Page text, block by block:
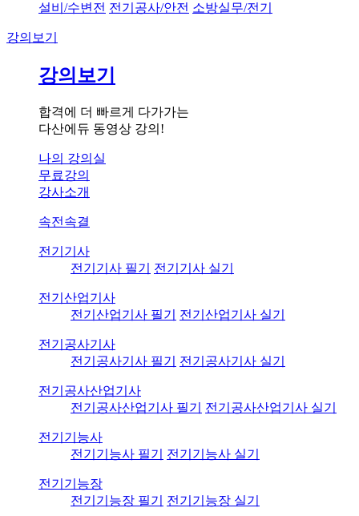
설비/수변전 전기공사/안전 소방실무/전기
강의보기
강의보기
합격에 더 빠르게 다가가는
다산에듀 동영상 강의!
나의 강의실
무료강의
강사소개
속전속결
전기기사
전기기사 필기
전기기사 실기
전기산업기사
전기산업기사 필기
전기산업기사 실기
전기공사기사
전기공사기사 필기
전기공사기사 실기
전기공사산업기사
전기공사산업기사 필기
전기공사산업기사 실기
전기기능사
전기기능사 필기
전기기능사 실기
전기기능장
전기기능장 필기
전기기능장 실기